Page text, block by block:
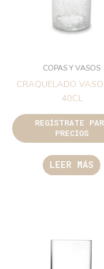
COPAS Y VASOS
CRAQUELADO
40CL
REGÍSTRATE
PRECIOS
LEER MÁS